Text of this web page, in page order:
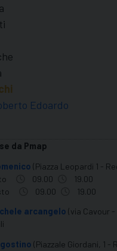
Edoardo
da Pmap
(Piazza Leopardi 1 -
09.00
19.00
09.00
19.00
arcangelo (via Cavour
(Piazzale Giordani, 1 -